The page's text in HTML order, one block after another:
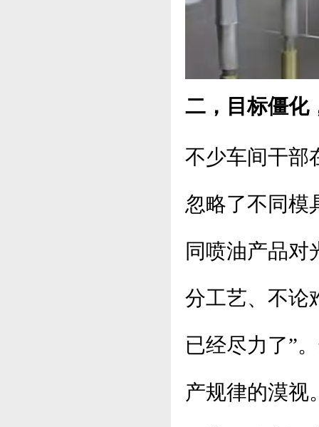
二，目标僵化
不少车间干部
忽略了不同模
同喷油产品对
分工艺、不论
已经尽力了”
产规律的漠视